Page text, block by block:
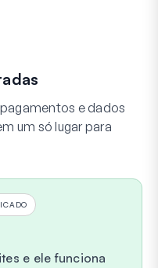
e dados
um só lugar para
e ele funciona